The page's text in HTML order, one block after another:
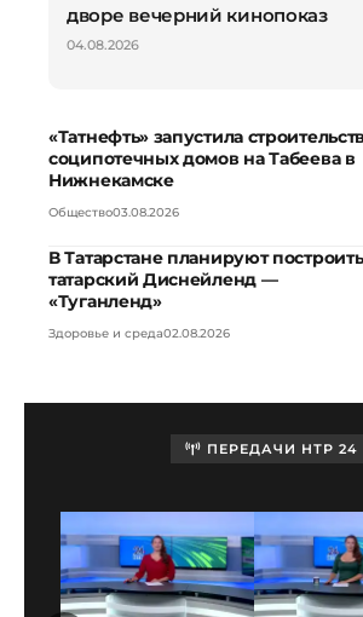
дворе вечерний кинопоказ
04.08.2026
«Татнефть» запустила
соципотечных домов на Табеева в
Нижнекамске
Общество03.08.2026
В Татарстане планируют построить
татарский Диснейленд —
«Туганленд»
Здоровье и среда02.08.2026
ПЕРЕДАЧИ НТР 24